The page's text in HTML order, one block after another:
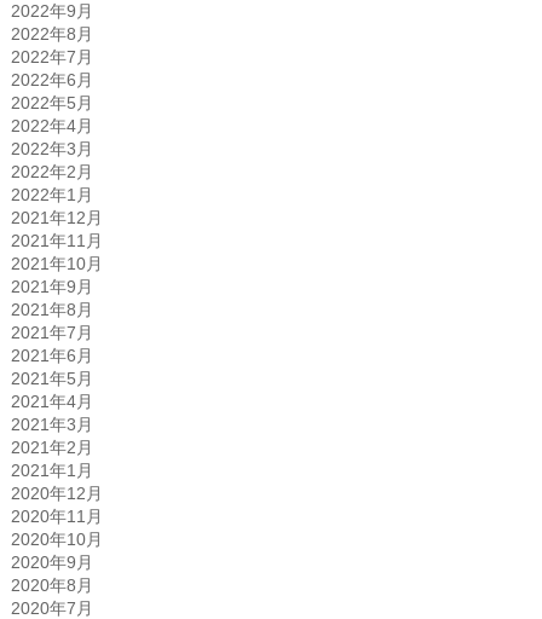
2022年9月
2022年8月
2022年7月
2022年6月
2022年5月
2022年4月
2022年3月
2022年2月
2022年1月
2021年12月
2021年11月
2021年10月
2021年9月
2021年8月
2021年7月
2021年6月
2021年5月
2021年4月
2021年3月
2021年2月
2021年1月
2020年12月
2020年11月
2020年10月
2020年9月
2020年8月
2020年7月